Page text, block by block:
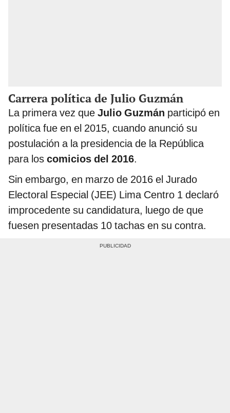
Carrera política de Julio Guzmán
La primera vez que Julio Guzmán participó en
política fue en el 2015, cuando anunció su
postulación a la presidencia de la República
para los comicios del 2016.
Sin embargo, en marzo de 2016 el Jurado
Electoral Especial (JEE) Lima Centro 1 declaró
improcedente su candidatura, luego de que
fuesen presentadas 10 tachas en su contra.